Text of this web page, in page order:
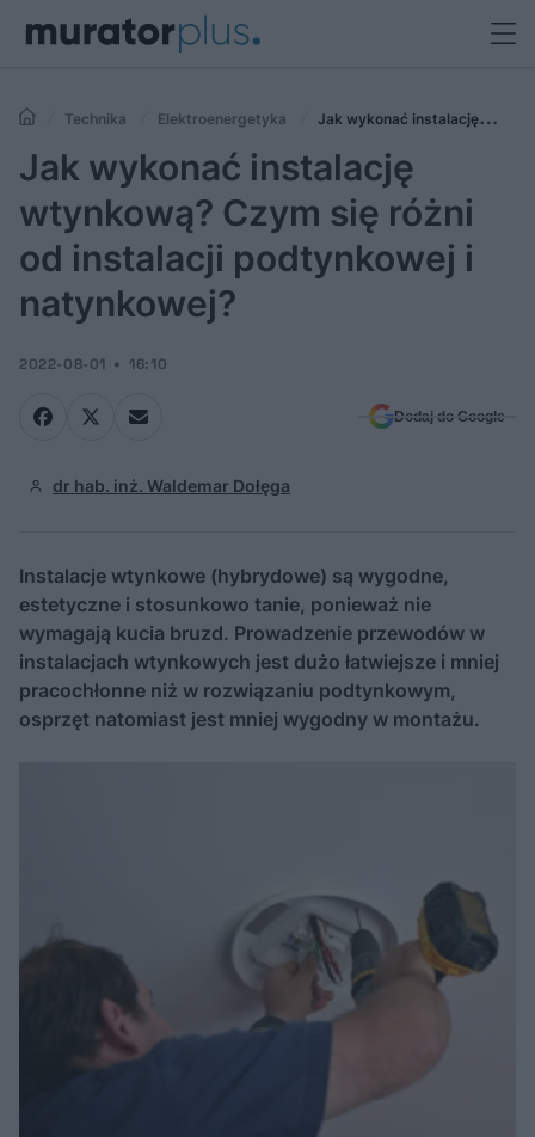
Technika Elektroenergetyka
Jak wykonać instalację
wtynkową? Czym się różni od instalacji podtynkowej i natynkowej?
Jak wykonać instalację
wtynkową? Czym się różni
od instalacji podtynkowej i
natynkowej?
2022-08-01 16:10
Dodaj do Google
dr hab. inż. Waldemar Dołęga
Instalacje wtynkowe (hybrydowe) są wygodne,
estetyczne i stosunkowo tanie, ponieważ nie
wymagają kucia bruzd. Prowadzenie przewodów w
instalacjach wtynkowych jest dużo łatwiejsze i mniej
pracochłonne niż w rozwiązaniu podtynkowym,
osprzęt natomiast jest mniej wygodny w montażu.